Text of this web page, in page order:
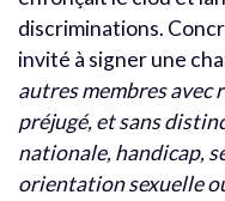
discriminations.
invité à signer une
autres membres avec
préjugé, et sans
nationale, handicap,
orientation sexuelle